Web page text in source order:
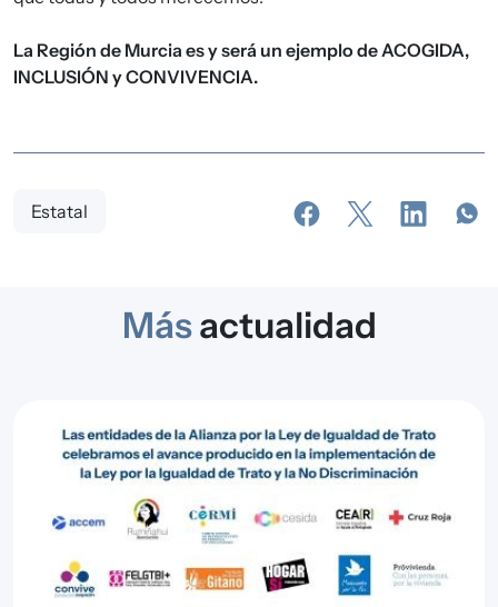
La Región de Murcia es y será un ejemplo de ACOGIDA,
INCLUSIÓN y CONVIVENCIA.
Estatal
Másactualidad